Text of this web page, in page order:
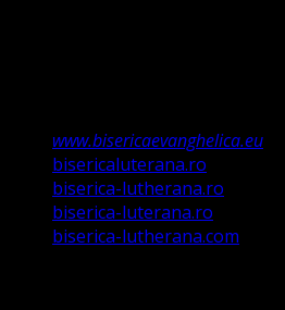
www.bisericaevanghelica.eu
bisericaluterana.ro
biserica-lutherana.ro
biserica-luterana.ro
biserica-lutherana.com